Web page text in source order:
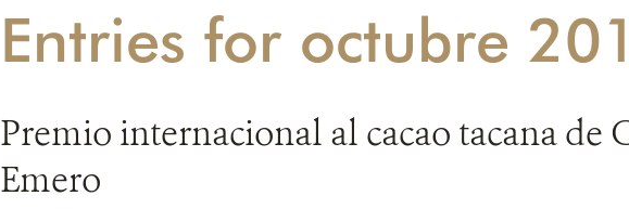
Entries for octubre
Premio internacional al cacao tacana de
Emero